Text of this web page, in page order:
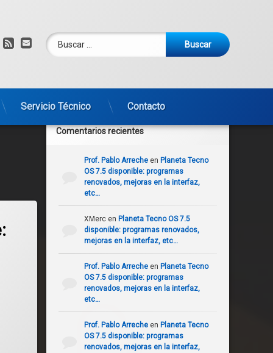
RSSCorreo electrónico
Buscar:
Servicio Técnico Contacto
Lite: una distro Linux que mejora cada vez más y ahora incluye un
Comentarios recientes
Prof. Pablo Arrecheen Planeta Tecno
OS 7.5 disponible: programas
renovados, mejoras en la interfaz,
etc…
XMercen Planeta Tecno OS 7.5
disponible: programas renovados,
mejoras en la interfaz, etc…
Prof. Pablo Arrecheen Planeta Tecno
OS 7.5 disponible: programas
renovados, mejoras en la interfaz,
etc…
Prof. Pablo Arrecheen Planeta Tecno
OS 7.5 disponible: programas
renovados, mejoras en la interfaz,